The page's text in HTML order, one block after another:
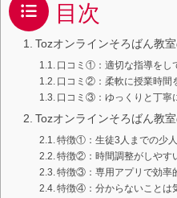
目次
Tozオンラインそろばん教
口コミ①：適切な指導をし
口コミ②：柔軟に授業時間
口コミ③：ゆっくりと丁寧
Tozオンラインそろばん教
特徴①：生徒3人までの少
特徴②：時間調整がしやす
特徴③：専用アプリで効率
特徴④：分からないことは